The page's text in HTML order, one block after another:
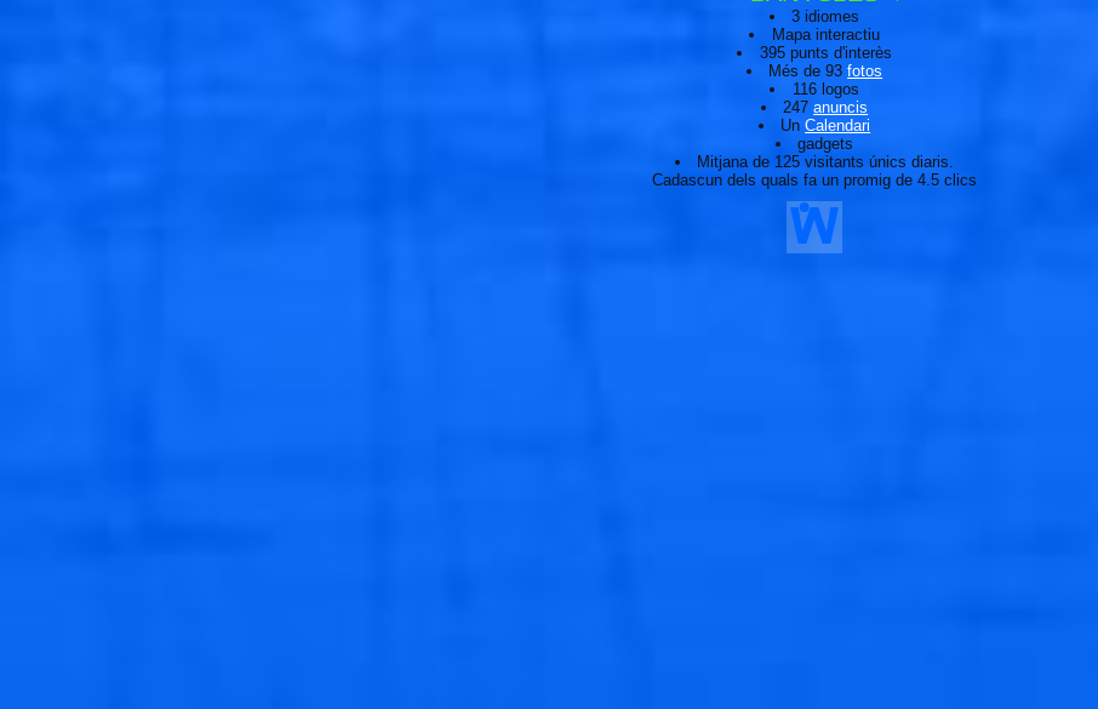
3 idiomes
Mapa interactiu
395 punts d'interès
Més de 93fotos
116 logos
247anuncis
UnCalendari
gadgets
Mitjana de 125 visitants únics diaris.
Cadascun dels quals fa un promig de 4.5 clics